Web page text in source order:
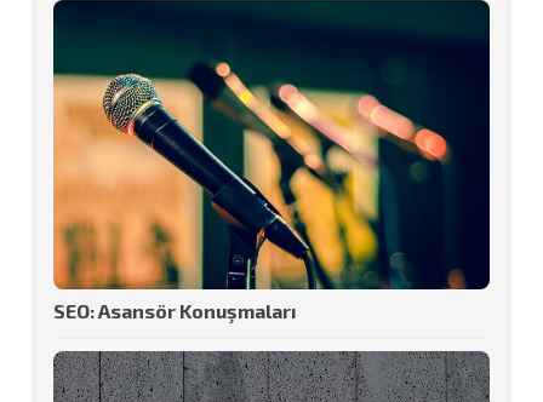
SEO: Asansör Konuşmaları